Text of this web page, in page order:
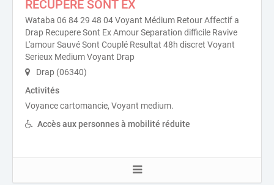
RECUPERE SONT EX
Wataba 06 84 29 48 04 Voyant Médium Retour Affectif a
Drap Recupere Sont Ex Amour Separation difficile Ravive
L'amour Sauvé Sont Couplé Resultat 48h discret Voyant
Serieux Medium Voyant Drap
Drap (06340)
Activités
Voyance cartomancie, Voyant medium.
Accès aux personnes à mobilité réduite